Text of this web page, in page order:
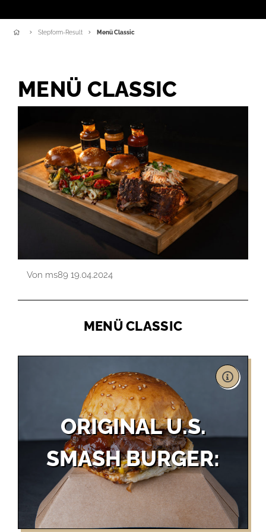
Stepform-Result Menü Classic
MENÜ CLASSIC
Von ms89 19.04.2024
MENÜ CLASSIC
ORIGINAL U.S.
SMASH BURGER: